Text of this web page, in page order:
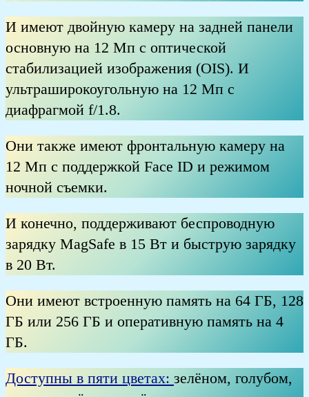
И имеют двойную камеру на задней панели
основную на 12 Мп с оптической
стабилизацией изображения (OIS). И
ультраширокоугольную на 12 Мп с
диафрагмой f/1.8.
Они также имеют фронтальную камеру на
12 Мп с поддержкой Face ID и режимом
ночной съемки.
И конечно, поддерживают беспроводную
зарядку MagSafe в 15 Вт и быструю зарядку
в 20 Вт.
Они имеют встроенную память на 64 ГБ, 128
ГБ или 256 ГБ и оперативную память на 4
ГБ.
Доступны в пяти цветах: зелёном, голубом,